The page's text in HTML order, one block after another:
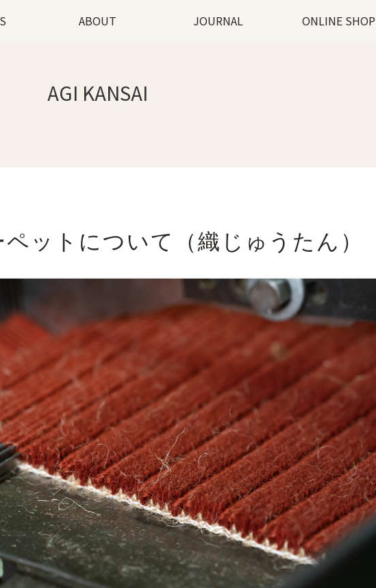
AGI KANSAI
ABOUT JOURNAL ONLINE SHOP
ットについて（織じゅうたん）